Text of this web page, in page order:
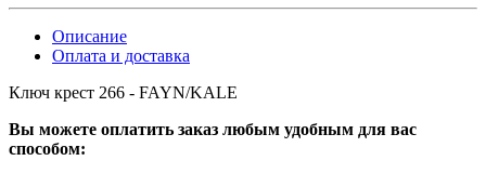
Описание
Оплата и доставка
Ключ крест 266 - FAYN/KALE
Вы можете оплатить заказ любым удобным для вас
способом: